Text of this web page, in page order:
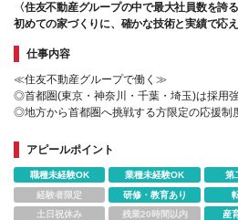
す。 普段はオンライン
直接会うことで絆を深
1-4-5 アークヒルズサ
〈住友不動産グループの中で最大社員数を誇る
初めての家づくりに、確かな技術と実績で応
仕事内容
≪住友不動産グループで働く≫
◎首都圏(東京・神奈川・千葉・埼玉)は採用
◎地方から首都圏へ挑戦する方限定の応援制
◎土日祝休み
アピールポイント
職種未経験OK 業種未経験OK 第
経験者限定
研修・教育あり
土日祝休み
残業20時間以内 産